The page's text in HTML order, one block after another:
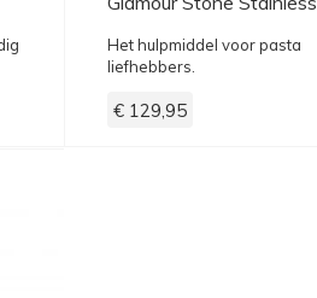
Het hulpmiddel voor pasta
liefhebbers.
€ 129,95